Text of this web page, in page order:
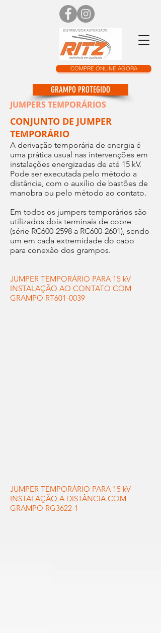
COMPRE ONLINE AGORA
GRAMPO PROTEGIDO
JUMPERS TEMPORÁRIOS
CONJUNTO DE JUMPER
TEMPORÁRIO
A derivação temporária de energia é
uma prática usual nas intervenções em
instalações energizadas de até 15 kV.
Pode ser executada pelo método a
distância, com o auxílio de bastões de
manobra ou pelo método ao contato.
Em todos os jumpers temporários são
utilizados dois terminais de cobre
(série RC600-2598 a RC600-2601), sendo
um em cada extremidade do cabo
para conexão dos grampos.
JUMPER TEMPORÁRIO PARA 15 kV
INSTALAÇÃO AO CONTATO COM
GRAMPO RT601-0039
JUMPER TEMPORÁRIO PARA 15 kV
INSTALAÇÃO A DISTÂNCIA COM
GRAMPO RG3622-1